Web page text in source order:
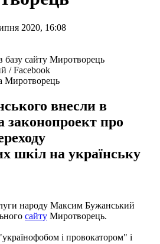
2020, 16:08
/ Facebook
Миротворець
внесли в
про
шкіл на українську
народу Максим Бужанський
сайту Миротворець.
і провокатором" і